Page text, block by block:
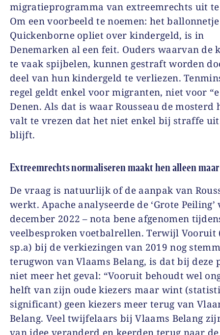
migratieprogramma van extreemrechts uit
Om een voorbeeld te noemen: het
Quickenborne opliet over kindergeld, is in
Denemarken al een feit. Ouders waarvan de
te vaak spijbelen, kunnen gestraft worden
deel van hun kindergeld te verliezen.
regel geldt enkel voor migranten, niet voor
Denen. Als dat is waar Rousseau de mosterd
valt te vrezen dat het niet enkel bij straffe
blijft.
Extreemrechts normaliseren maakt hen alleen
De vraag is natuurlijk of de aanpak van
werkt. Apache analyseerde de ‘Grote Peiling’
december 2022 – nota bene afgenomen
veelbesproken voetbalrellen. Terwijl Vooruit
sp.a) bij de verkiezingen van 2019 nog
terugwon van Vlaams Belang, is dat bij deze
niet meer het geval: “Vooruit behoudt wel
helft van zijn oude kiezers maar wint
significant) geen kiezers meer terug van
Belang. Veel twijfelaars bij Vlaams Belang